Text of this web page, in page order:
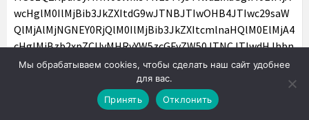
Мы обрабатываем cookies, чтобы сделать наш сайт удобнее
для вас.
Принять
Отклонить